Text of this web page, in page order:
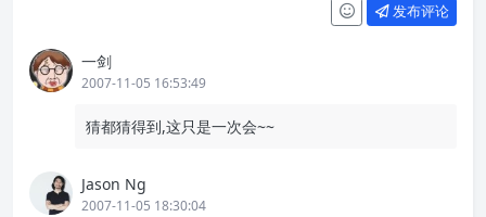
发布评论
一剑
2007-11-05 16:53:49
猜都猜得到,这只是一次会~~
Jason Ng
2007-11-05 18:30:04